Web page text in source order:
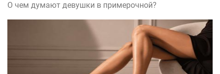
О чем думают девушки в примерочной?